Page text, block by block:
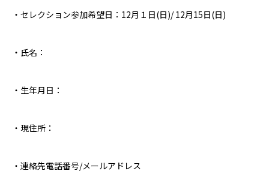
・セレクション参加希望日： 12月１日(日)/ 12月15日(日)
・氏名：
・生年月日：
・現住所：
・連絡先電話番号/メールアドレス